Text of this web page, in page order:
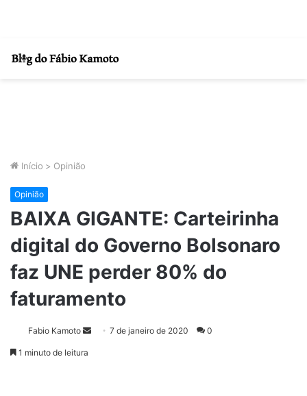
Início > Opinião
Opinião
BAIXA GIGANTE: Carteirinha
digital do Governo Bolsonaro
faz UNE perder 80% do
faturamento
Fabio Kamoto 7 de janeiro de 2020 0
1 minuto de leitura